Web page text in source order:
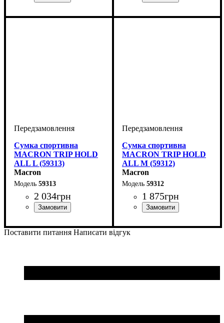
Сумка спортивна
MACRON TRIP HOLD
ALL L (59313)
Macron
59313
2 034грн
Темно-синій, Синій, Зелений
Сумка спортивна
MACRON TRIP HOLD
ALL M (59312)
Macron
59312
1 875грн
Темно-синій, Синій, Зелений
Поставити питання Написати відгук